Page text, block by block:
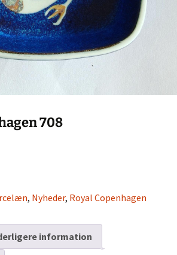
708
, Nyheder, Royal Copenhagen
information